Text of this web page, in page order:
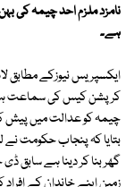
ہے۔
ایکسپریس نیوزکے مطابق
کرپشن کیس کی سماعت
چیمہ کو عدالت میں پیش
بتایا کہ پنجاب حکومت نے